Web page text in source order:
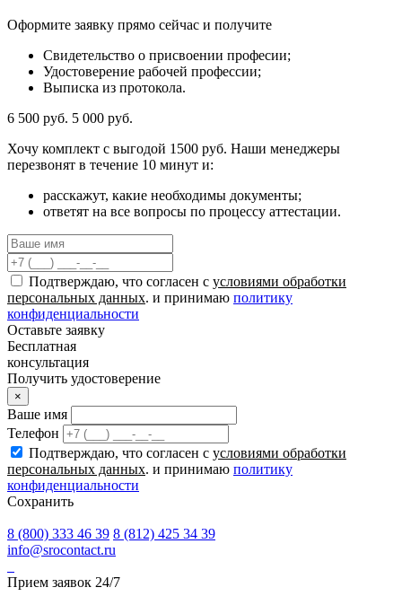
Оформите заявку прямо сейчас и получите
Свидетельство о присвоении професии;
Удостоверение рабочей профессии;
Выписка из протокола.
6 500 руб. 5 000 руб.
Хочу комплект с выгодой 1500 руб. Наши менеджеры
перезвонят в течение 10 минут и:
расскажут, какие необходимы документы;
ответят на все вопросы по процессу аттестации.
Подтверждаю, что согласен с условиями обработки
персональных данных. и принимаю политику
конфиденциальности
Оставьте заявку
Бесплатная
консультация
Получить удостоверение
×
Ваше имя
Телефон
Подтверждаю, что согласен с условиями обработки
персональных данных. и принимаю политику
конфиденциальности
Сохранить
8 (800) 333 46 39 8 (812) 425 34 39
info@srocontact.ru
Прием заявок 24/7